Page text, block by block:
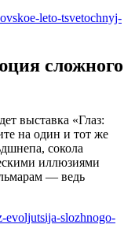
leto-tsvetochnyj-
сложного
выставка «Глаз:
на один и тот же
сокола
иллюзиями
— ведь
evoljutsija-slozhnogo-